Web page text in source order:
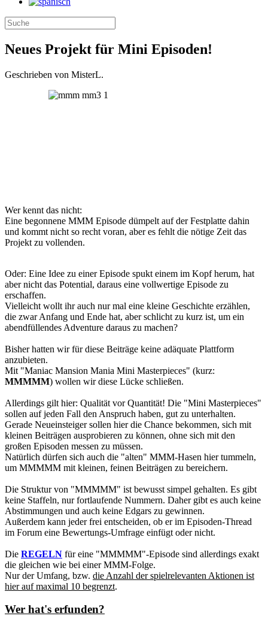
Neues Projekt für Mini Episoden!
Geschrieben von MisterL.
Wer kennt das nicht:
Eine begonnene MMM Episode dümpelt auf der Festplatte dahin
und kommt nicht so recht voran, aber es fehlt die nötige Zeit das
Projekt zu vollenden.
Oder: Eine Idee zu einer Episode spukt einem im Kopf herum, hat
aber nicht das Potential, daraus eine vollwertige Episode zu
erschaffen.
Vielleicht wollt ihr auch nur mal eine kleine Geschichte erzählen,
die zwar Anfang und Ende hat, aber schlicht zu kurz ist, um ein
abendfüllendes Adventure daraus zu machen?
Bisher hatten wir für diese Beiträge keine adäquate Plattform
anzubieten.
Mit "Maniac Mansion Mania Mini Masterpieces" (kurz:
MMMMM) wollen wir diese Lücke schließen.
Allerdings gilt hier: Qualität vor Quantität! Die "Mini Masterpieces"
sollen auf jeden Fall den Anspruch haben, gut zu unterhalten.
Gerade Neueinsteiger sollen hier die Chance bekommen, sich mit
kleinen Beiträgen ausprobieren zu können, ohne sich mit den
großen Episoden messen zu müssen.
Natürlich dürfen sich auch die "alten" MMM-Hasen hier tummeln,
um MMMMM mit kleinen, feinen Beiträgen zu bereichern.
Die Struktur von "MMMMM" ist bewusst simpel gehalten. Es gibt
keine Staffeln, nur fortlaufende Nummern. Daher gibt es auch keine
Abstimmungen und auch keine Edgars zu gewinnen.
Außerdem kann jeder frei entscheiden, ob er im Episoden-Thread
im Forum eine Bewertungs-Umfrage einfügt oder nicht.
Die REGELN für eine "MMMMM"-Episode sind allerdings exakt
die gleichen wie bei einer MMM-Folge.
Nur der Umfang, bzw. die Anzahl der spielrelevanten Aktionen ist
hier auf maximal 10 begrenzt.
Wer hat's erfunden?